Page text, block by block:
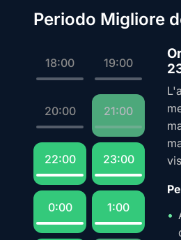
Periodo Migliore
18:00 19:00
20:00 21:00
22:00 23:00
0:00 1:00